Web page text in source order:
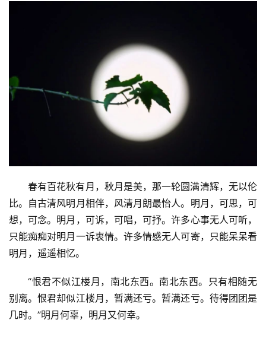
春有百花秋有月，秋月是美，那一轮圆满清辉，无以伦
比。自古清风明月相伴，风清月朗最怡人。明月，可思，可
想，可念。明月，可诉，可唱，可抒。许多心事无人可听，
只能痴痴对明月一诉衷情。许多情感无人可寄，只能呆呆看
明月，遥遥相忆。
“恨君不似江楼月，南北东西。南北东西。只有相随无
别离。恨君却似江楼月，暂满还亏。暂满还亏。待得团团是
几时。”明月何辜，明月又何幸。